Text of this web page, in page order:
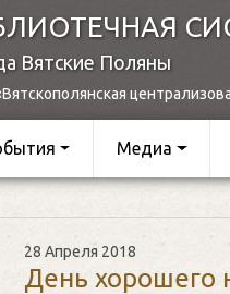
Вятские Поляны
Медиа
28 Апреля 2018
День хорошего